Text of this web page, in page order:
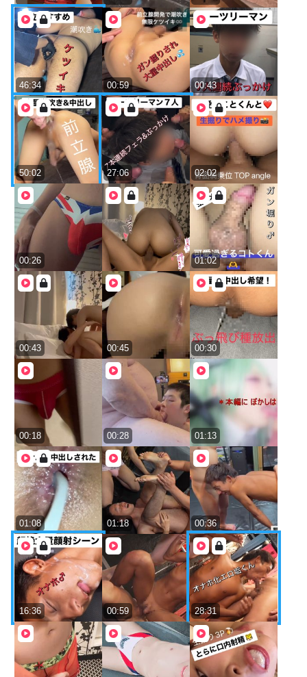
46:34 00:59 00:43
50:02 27:06 02:02
00:26 01:02
00:43 00:45 00:30
00:18 00:28 01:13
01:08 01:18 00:36
16:36 00:59 28:31